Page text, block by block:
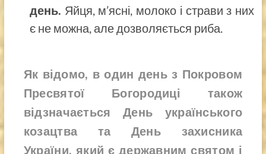
день. Яйця, м’ясні, молоко і страви з них
є не можна, але дозволяється риба.
Як відомо, в один день з Покровом
Пресвятої Богородиці також
відзначається День українського
козацтва та День захисника
України, який є державним святом і